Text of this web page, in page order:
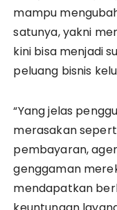
mampu
satunya, yakni
kini bisa menjadi
peluang bisnis
“Yang jelas
merasakan
pembayaran,
genggaman
mendapatkan